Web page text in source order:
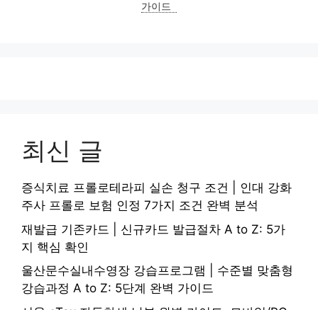
가이드
최신 글
증식치료 프롤로테라피 실손 청구 조건 | 인대 강화
주사 프롤로 보험 인정 7가지 조건 완벽 분석
재발급 기존카드 | 신규카드 발급절차 A to Z: 5가
지 핵심 확인
울산문수실내수영장 강습프로그램 | 수준별 맞춤형
강습과정 A to Z: 5단계 완벽 가이드